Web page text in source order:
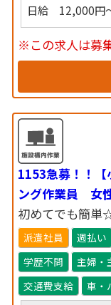
日給
※この求人は募
1153急募！！
ング作業員 女
初めてでも簡
派遣社員 週払い
学歴不問
主婦・
交通費支給
車・